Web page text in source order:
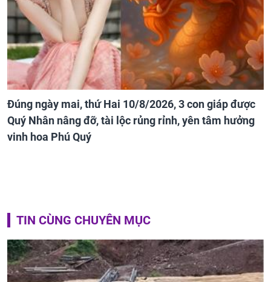
Đúng ngày mai, thứ Hai 10/8/2026, 3 con giáp được
Quý Nhân nâng đỡ, tài lộc rủng rỉnh, yên tâm hưởng
vinh hoa Phú Quý
TIN CÙNG CHUYÊN MỤC